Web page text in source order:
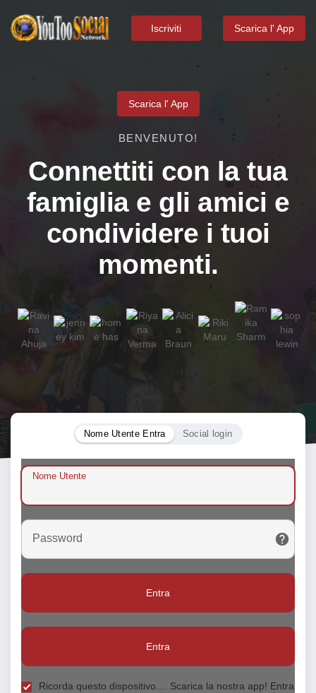
Iscriviti Scarica l' App
Scarica l' App
BENVENUTO!
Connettiti con la tua
famiglia e gli amici e
condividere i tuoi
momenti.
Nome Utente Entra Social login
Nome Utente
Password
Entra
Entra
Ricorda questo dispositivo.... Scarica la nostra app! Entra